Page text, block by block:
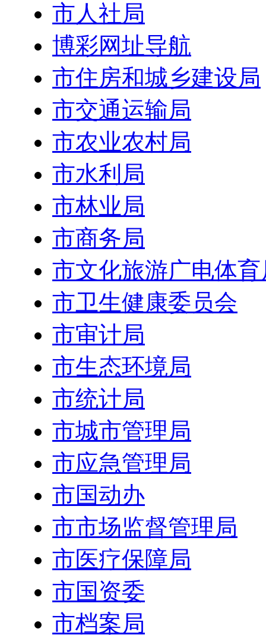
市人社局
博彩网址导航
市住房和城乡建设局
市交通运输局
市农业农村局
市水利局
市林业局
市商务局
市文化旅游广电体育
市卫生健康委员会
市审计局
市生态环境局
市统计局
市城市管理局
市应急管理局
市国动办
市市场监督管理局
市医疗保障局
市国资委
市档案局